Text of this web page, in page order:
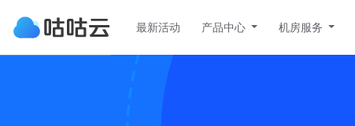
最新活动 产品中心
云服务器
机房服务